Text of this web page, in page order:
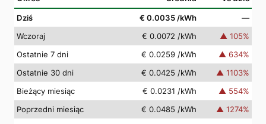
Dziś € 0.0035 /kWh
—
Wczoraj
€ 0.0072 /kWh ▲ 105%
Ostatnie 7 dni
€ 0.0259 /kWh ▲ 634%
Ostatnie 30 dni
€ 0.0425 /kWh ▲ 1103%
Bieżący miesiąc
€ 0.0231 /kWh ▲ 554%
Poprzedni miesiąc
€ 0.0485 /kWh ▲ 1274%